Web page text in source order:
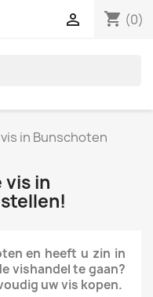
shopping_cart (0)

in Bunschoten
vis in
en heeft u zin in
vishandel te gaan?
uw vis kopen.